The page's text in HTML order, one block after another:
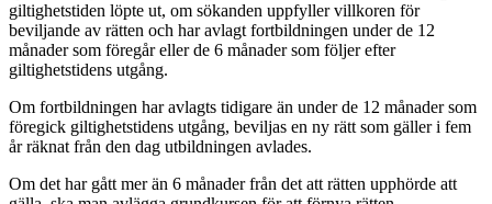
giltighetstiden löpte ut, om sökanden uppfyller villkoren för
beviljande av rätten och har avlagt fortbildningen under de 12
månader som föregår eller de 6 månader som följer efter
giltighetstidens utgång.
Om fortbildningen har avlagts tidigare än under de 12 månader som
föregick giltighetstidens utgång, beviljas en ny rätt som gäller i fem
år räknat från den dag utbildningen avlades.
Om det har gått mer än 6 månader från det att rätten upphörde att